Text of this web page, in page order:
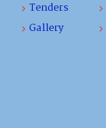
Tenders
Gallery